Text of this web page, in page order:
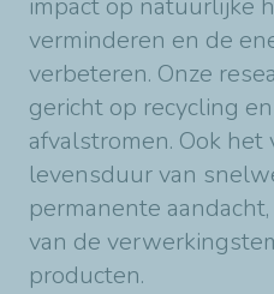
impact op natuurlijke
verminderen en de
verbeteren. Onze
gericht op recycling
afvalstromen. Ook
levensduur van
permanente
van de
producten.